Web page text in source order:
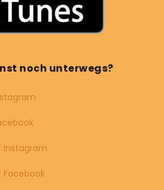
noch unterwegs?
Instagram